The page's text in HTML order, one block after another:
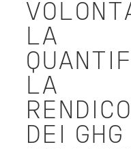
LA
LA
DEI